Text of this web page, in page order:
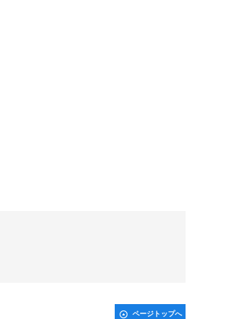
ページトップへ